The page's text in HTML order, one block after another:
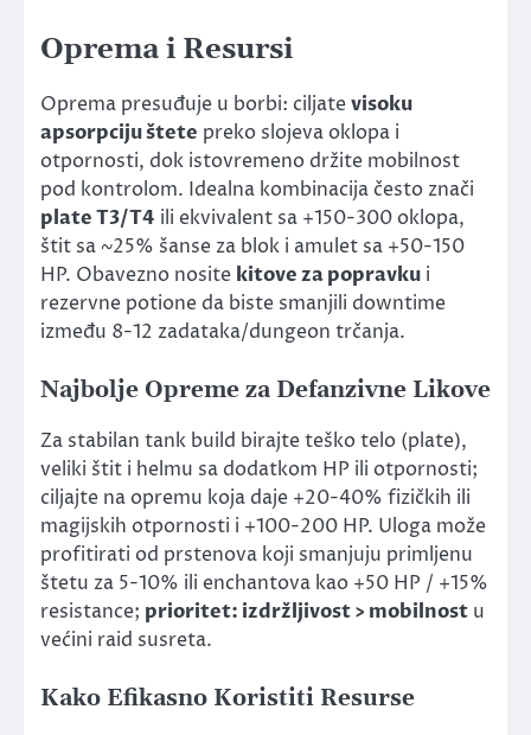
Oprema i Resursi
Oprema presuđuje u borbi: ciljatevisoku
apsorpciju štete preko slojeva oklopa i
otpornosti, dok istovremeno držite mobilnost
pod kontrolom. Idealna kombinacija često znači
plate T3/T4 ili ekvivalent sa +150-300 oklopa,
štit sa ~25% šanse za blok i amulet sa +50-150
HP. Obavezno nosite kitove za popravku i
rezervne potione da biste smanjili downtime
između 8-12 zadataka/dungeon trčanja.
Najbolje Opreme za Defanzivne Likove
Za stabilan tank build birajte teško telo (plate),
veliki štit i helmu sa dodatkom HP ili otpornosti;
ciljajte na opremu koja daje +20-40% fizičkih ili
magijskih otpornosti i +100-200 HP. Uloga može
profitirati od prstenova koji smanjuju primljenu
štetu za 5-10% ili enchantova kao +50 HP / +15%
resistance; prioritet: izdržljivost > mobilnost u
većini raid susreta.
Kako Efikasno Koristiti Resurse